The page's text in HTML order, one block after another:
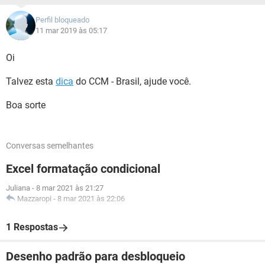
Perfil bloqueado
11 mar 2019 às 05:17
Oi
Talvez esta dica do CCM - Brasil, ajude você.
Boa sorte
Conversas semelhantes
Excel formatação condicional
Juliana - 8 mar 2021 às 21:27
Mazzaropi - 8 mar 2021 às 22:06
1 Respostas
Desenho padrão para desbloqueio